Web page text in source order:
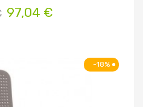
97,04 €
-18%